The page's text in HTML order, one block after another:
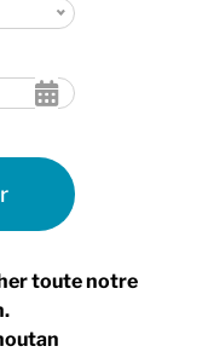
toute notre